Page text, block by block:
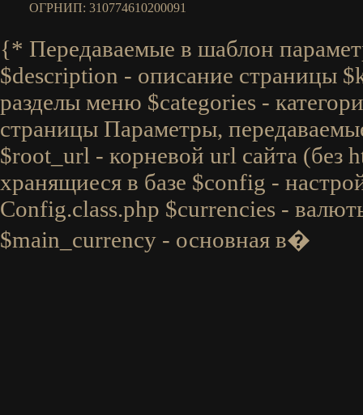
ОГРНИП: 310774610200091
{* Передаваемые в шаблон
$description - описание страницы
разделы меню $categories -
страницы Параметры,
$root_url - корневой url сайта (без
хранящиеся в базе $config -
Config.class.php $currencies -
$main_currency - основная в�